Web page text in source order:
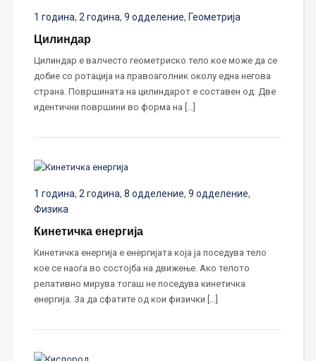
1 година, 2 година, 9 одделение, Геометрија
Цилиндар
Цилиндар е валчесто геометриско тело кое може да се
добие со ротација на правоаголник околу една негова
страна. Површината на цилиндарот е составен од: Две
идентични површини во форма на […]
1 година, 2 година, 8 одделение, 9 одделение,
Физика
Кинетичка енергија
Кинетичка енергија е енергијата која ја поседува тело
кое се наоѓа во состојба на движење. Ако телото
релативно мирува тогаш не поседува кинетичка
енергија. За да сфатите од кои физички […]